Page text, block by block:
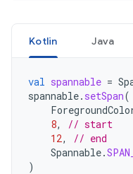
Kotlin Java
val spannable =
spannable. setSpan(
8,
// start
12,
// end
Spannable.
)